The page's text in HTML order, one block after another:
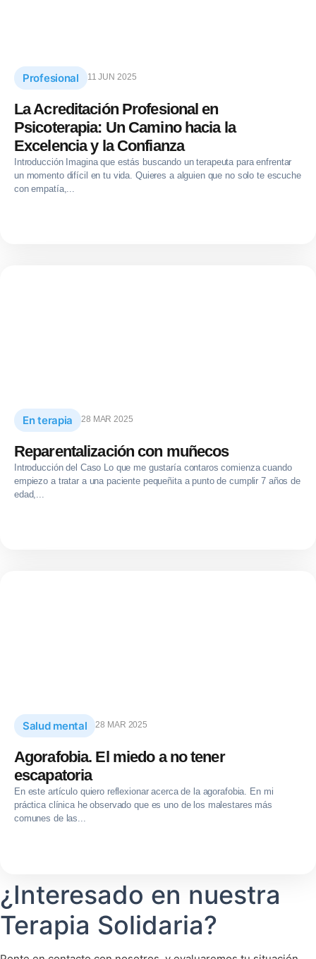
Profesional 11 JUN 2025
La Acreditación Profesional en
Psicoterapia: Un Camino hacia la
Excelencia y la Confianza
Introducción Imagina que estás buscando un terapeuta para enfrentar
un momento difícil en tu vida. Quieres a alguien que no solo te escuche
con empatía,...
En terapia 28 MAR 2025
Reparentalización con muñecos
Introducción del Caso Lo que me gustaría contaros comienza cuando
empiezo a tratar a una paciente pequeñita a punto de cumplir 7 años de
edad,...
Salud mental 28 MAR 2025
Agorafobia. El miedo a no tener
escapatoria
En este artículo quiero reflexionar acerca de la agorafobia. En mi
práctica clínica he observado que es uno de los malestares más
comunes de las...
¿Interesado en nuestra
Terapia Solidaria?